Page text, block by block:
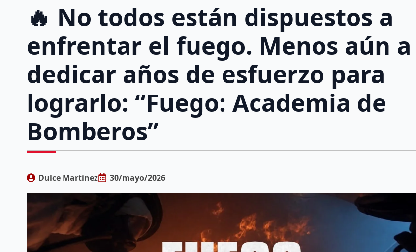
🔥 No todos están dispuestos a
enfrentar el fuego. Menos aún a
dedicar años de esfuerzo para
lograrlo: “Fuego: Academia de
Bomberos”
Dulce Martinez 30/mayo/2026